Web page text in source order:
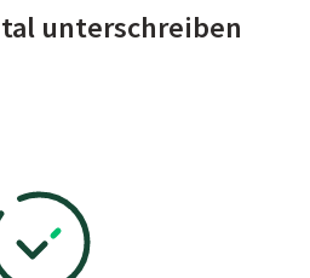
unterschreiben